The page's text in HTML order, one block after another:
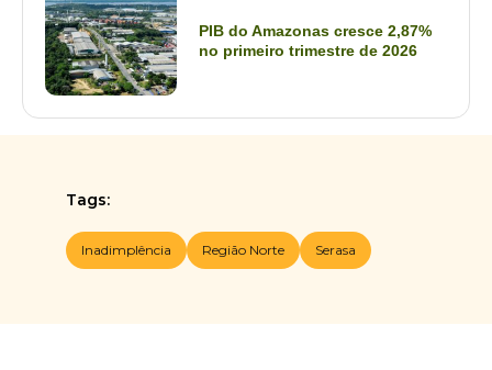
PIB do Amazonas cresce 2,87%
no primeiro trimestre de 2026
Tags:
Inadimplência Região Norte Serasa